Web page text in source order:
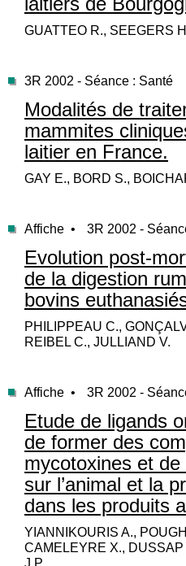
GUATTEO R., SEEGERS
3R 2002 - Séance : Santé
Modalités de
mammites
laitier en France.
GAY E., BORD S.,
Affiche • 3R 2002 -
Evolution post-
de la digestion
bovins
PHILIPPEAU C.,
REIBEL C., JULLIAND V.
Affiche • 3R 2002 -
Etude de ligands
de former des
mycotoxines et
sur l’animal et la
dans les produits
YIANNIKOURIS A.,
CAMELEYRE X.,